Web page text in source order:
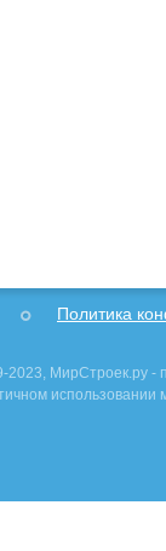
Политика
2023, МирСтроек.ру -
использовании